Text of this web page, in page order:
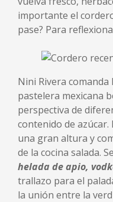
importante el
pase? Para
Nini Rivera
pastelera mexicana
perspectiva de
contenido de
una gran altura y
de la cocina salada.
helada de apio,
trallazo para el
la unión entre la